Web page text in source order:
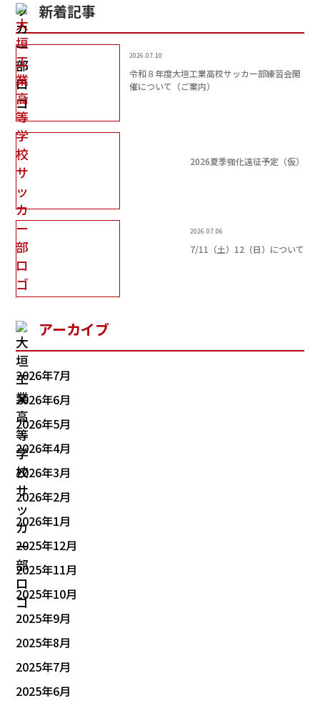
新着記事
2026.07.10
令和８年度大垣工業高校サッカー部練習会開
催について（ご案内）
2026夏季強化遠征予定（仮）
2026.07.06
7/11（土）12（日）について
アーカイブ
2026年7月
2026年6月
2026年5月
2026年4月
2026年3月
2026年2月
2026年1月
2025年12月
2025年11月
2025年10月
2025年9月
2025年8月
2025年7月
2025年6月